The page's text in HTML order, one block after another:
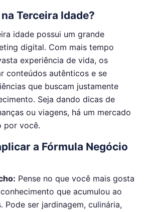
Terceira Idade?
idade possui um grande
digital. Com mais tempo
experiência de vida, os
conteúdos autênticos e se
que buscam justamente
Seja dando dicas de
ou viagens, há um mercado
por você.
a Fórmula Negócio
Pense no que você mais gosta
que acumulou ao
Pode ser jardinagem, culinária,